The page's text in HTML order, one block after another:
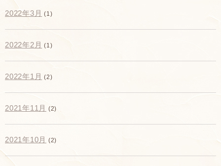
2022年3月 (1)
2022年2月 (1)
2022年1月 (2)
2021年11月 (2)
2021年10月 (2)